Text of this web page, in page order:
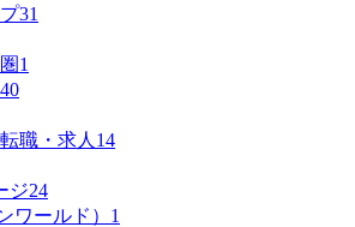
31
1
40
職・求人 14
ジ24
ワールド） 1